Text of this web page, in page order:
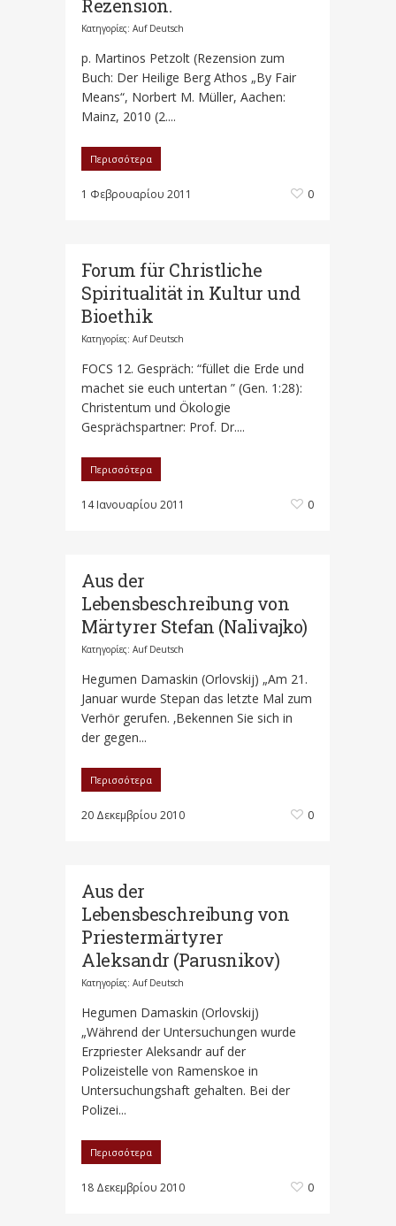
Rezension.
Κατηγορίες: Auf Deutsch
p. Martinos Petzolt (Rezension zum
Buch: Der Heilige Berg Athos „By Fair
Means“, Norbert M. Müller, Aachen:
Mainz, 2010 (2....
Περισσότερα
1 Φεβρουαρίου 2011 0
Forum für Christliche
Spiritualität in Kultur und
Bioethik
Κατηγορίες: Auf Deutsch
FOCS 12. Gespräch: “füllet die Erde und
machet sie euch untertan ” (Gen. 1:28):
Christentum und Ökologie
Gesprächspartner: Prof. Dr....
Περισσότερα
14 Ιανουαρίου 2011 0
Aus der
Lebensbeschreibung von
Märtyrer Stefan (Nalivajko)
Κατηγορίες: Auf Deutsch
Hegumen Damaskin (Orlovskij) „Am 21.
Januar wurde Stepan das letzte Mal zum
Verhör gerufen. ‚Bekennen Sie sich in
der gegen...
Περισσότερα
20 Δεκεμβρίου 2010 0
Aus der
Lebensbeschreibung von
Priestermärtyrer
Aleksandr (Parusnikov)
Κατηγορίες: Auf Deutsch
Hegumen Damaskin (Orlovskij)
„Während der Untersuchungen wurde
Erzpriester Aleksandr auf der
Polizeistelle von Ramenskoe in
Untersuchungshaft gehalten. Bei der
Polizei...
Περισσότερα
18 Δεκεμβρίου 2010 0